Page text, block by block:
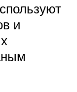
и